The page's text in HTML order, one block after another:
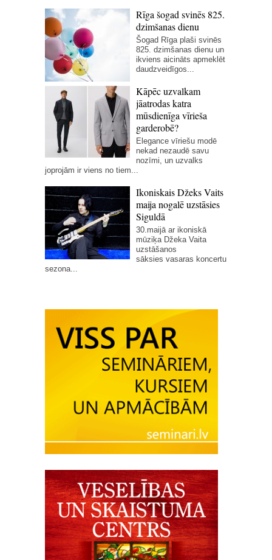
Rīga šogad svinēs 825.
dzimšanas dienu
Šogad Rīga plaši svinēs
825. dzimšanas dienu un
ikviens aicināts apmeklēt
daudzveidīgos...
Kāpēc uzvalkam
jāatrodas katra
mūsdienīga vīrieša
garderobē?
Elegance vīriešu modē
nekad nezaudē savu
nozīmi, un uzvalks
joprojām ir viens no tiem...
Ikoniskais Džeks Vaits
maija nogalē uzstāsies
Siguldā
30.maijā ar ikoniskā
mūziķa Džeka Vaita
uzstāšanos
sāksies vasaras koncertu
sezona...